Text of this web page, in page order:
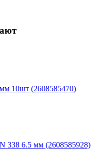
10шт (2608585470)
338 6.5 мм (2608585928)